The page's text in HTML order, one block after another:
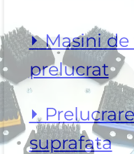
⏵ Masini de
prelucrat
⏵ Prelucrare
suprafata